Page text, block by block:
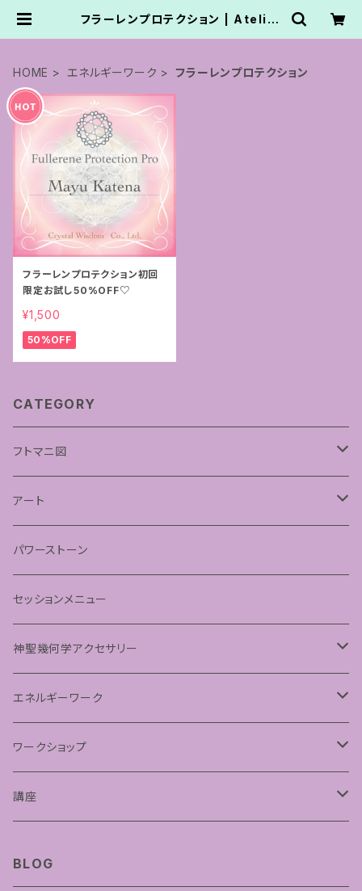
フラーレンプロテクション | Atelier
HOME エネルギーワーク フラーレンプロテクション
フラーレンプロテクション初回
限定お試し50%OFF♡
¥1,500
50%OFF
CATEGORY
フトマニ図
あわうた
アート
神聖幾何学フラワーオブライフ
神聖幾何学シードオブライフ
パステルマンダラアート
パワーストーン
セッションメニュー
神聖幾何学アクセサリー
ペンダント
エネルギーワーク
フラーレンプロテクション
ワークショップ
神聖幾何学フラーレン
講座
BLOG